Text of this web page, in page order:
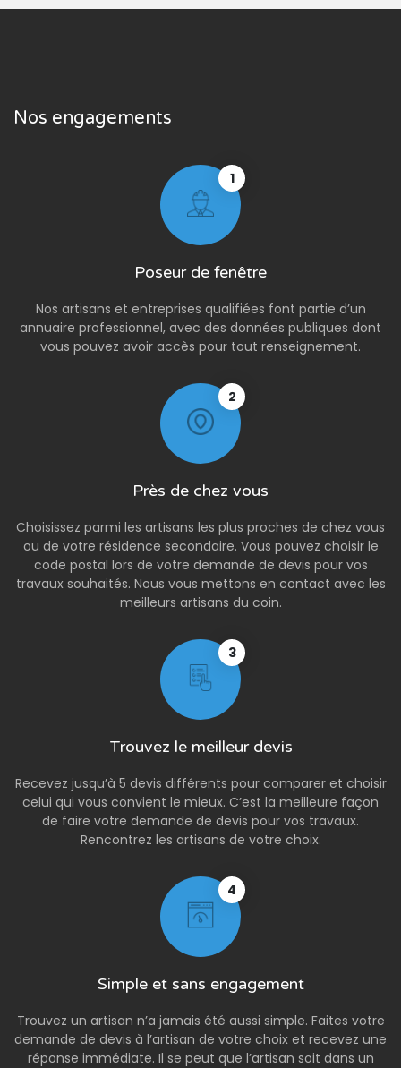
Nos engagements
1
Poseur de fenêtre
Nos artisans et entreprises qualifiées font partie d’un
annuaire professionnel, avec des données publiques dont
vous pouvez avoir accès pour tout renseignement.
2
Près de chez vous
Choisissez parmi les artisans les plus proches de chez vous
ou de votre résidence secondaire. Vous pouvez choisir le
code postal lors de votre demande de devis pour vos
travaux souhaités. Nous vous mettons en contact avec les
meilleurs artisans du coin.
3
Trouvez le meilleur devis
Recevez jusqu’à 5 devis différents pour comparer et choisir
celui qui vous convient le mieux. C’est la meilleure façon
de faire votre demande de devis pour vos travaux.
Rencontrez les artisans de votre choix.
4
Simple et sans engagement
Trouvez un artisan n’a jamais été aussi simple. Faites votre
demande de devis à l’artisan de votre choix et recevez une
réponse immédiate. Il se peut que l’artisan soit dans un